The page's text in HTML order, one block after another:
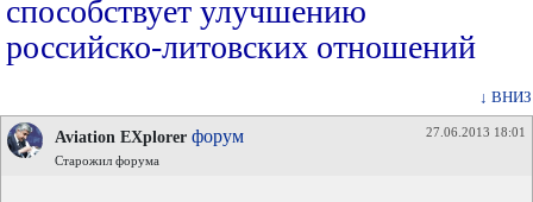
способствует улучшению
российско-литовских отношений
↓ ВНИЗ
Aviation EXplorer форум
Старожил форума
27.06.2013 18:01